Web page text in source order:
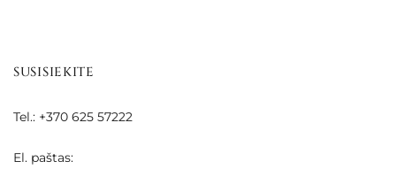
SUSISIEKITE
Tel.: +370 625 57222
El. paštas: